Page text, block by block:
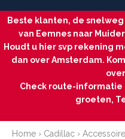
Beste klanten, de
van Eemnes naar
Houdt u hier svp rekening
dan over Amsterdam.
Check route-
groeten,
Home › Cadillac ›